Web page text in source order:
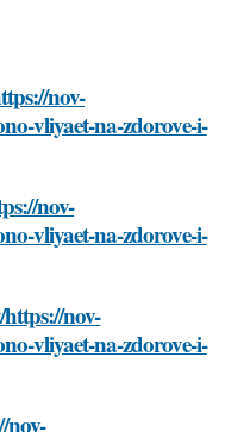
nov-
vliyaet-na-zdorove-i-
nov-
vliyaet-na-zdorove-i-
nov-
vliyaet-na-zdorove-i-
nov-